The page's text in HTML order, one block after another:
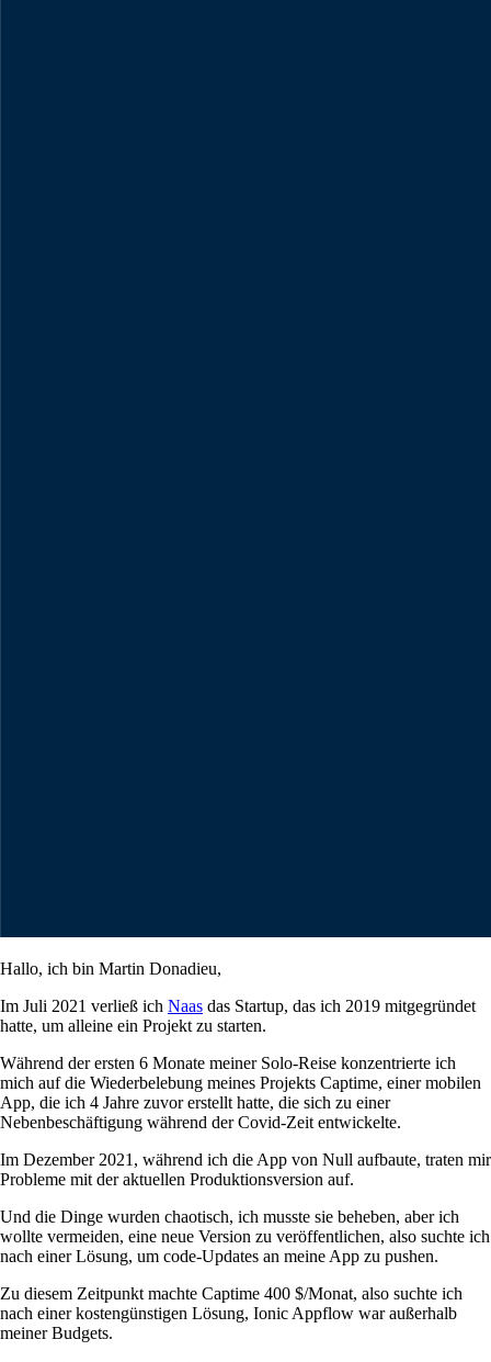
Hallo, ich bin Martin Donadieu,
Im Juli 2021 verließ ich Naas das Startup, das ich 2019 mitgegründet
hatte, um alleine ein Projekt zu starten.
Während der ersten 6 Monate meiner Solo-Reise konzentrierte ich
mich auf die Wiederbelebung meines Projekts Captime, einer mobilen
App, die ich 4 Jahre zuvor erstellt hatte, die sich zu einer
Nebenbeschäftigung während der Covid-Zeit entwickelte.
Im Dezember 2021, während ich die App von Null aufbaute, traten mir
Probleme mit der aktuellen Produktionsversion auf.
Und die Dinge wurden chaotisch, ich musste sie beheben, aber ich
wollte vermeiden, eine neue Version zu veröffentlichen, also suchte ich
nach einer Lösung, um code-Updates an meine App zu pushen.
Zu diesem Zeitpunkt machte Captime 400 $/Monat, also suchte ich
nach einer kostengünstigen Lösung, Ionic Appflow war außerhalb
meiner Budgets.